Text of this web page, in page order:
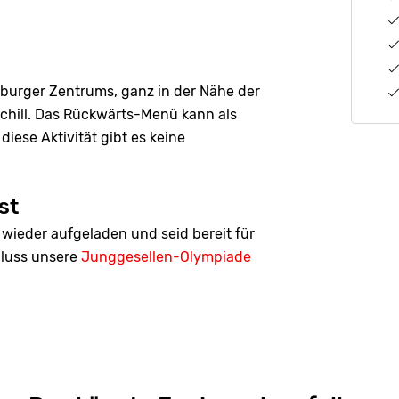
Zentrums, ganz in der Nähe der
Das Rückwärts-Menü kann als
Aktivität gibt es keine
aufgeladen und seid bereit für
unsere Junggesellen-Olympiade